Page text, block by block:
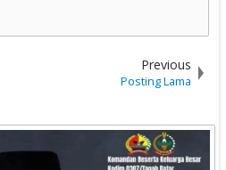
Previous
Posting Lama